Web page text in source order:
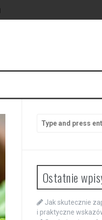
for:
Ostatnie
Jak skutecznie
i praktyczne